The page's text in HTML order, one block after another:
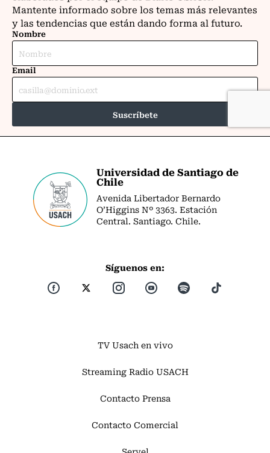
Universidad de Santiago de
Chile
Avenida Libertador Bernardo
O’Higgins Nº 3363. Estación
Central. Santiago. Chile.
Síguenos en:
TV Usach en vivo
Streaming Radio USACH
Contacto Prensa
Contacto Comercial